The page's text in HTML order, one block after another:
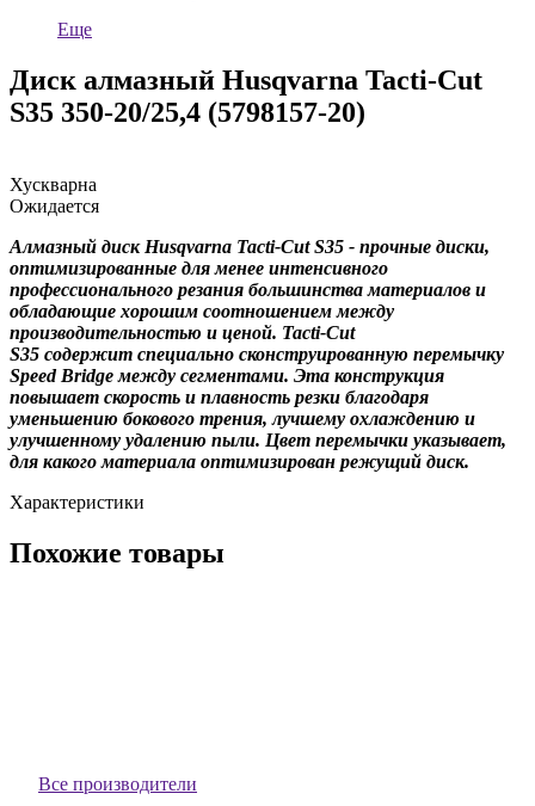
Еще
Диск алмазный Husqvarna Tacti-Cut
S35 350-20/25,4 (5798157-20)
Хускварна
Ожидается
Алмазный диск Husqvarna Tacti-Cut S35 - прочные диски,
оптимизированные для менее интенсивного
профессионального резания большинства материалов и
обладающие хорошим соотношением между
производительностью и ценой. Tacti-Cut
S35 содержит специально сконструированную перемычку
Speed Bridge между сегментами. Эта конструкция
повышает скорость и плавность резки благодаря
уменьшению бокового трения, лучшему охлаждению и
улучшенному удалению пыли. Цвет перемычки указывает,
для какого материала оптимизирован режущий диск.
Характеристики
Похожие товары
Все производители